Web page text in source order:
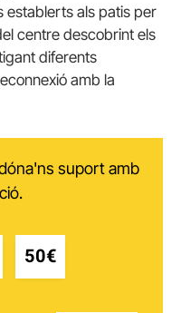
establerts als patis per
centre descobrint els
diferents
amb la
suport amb
50€